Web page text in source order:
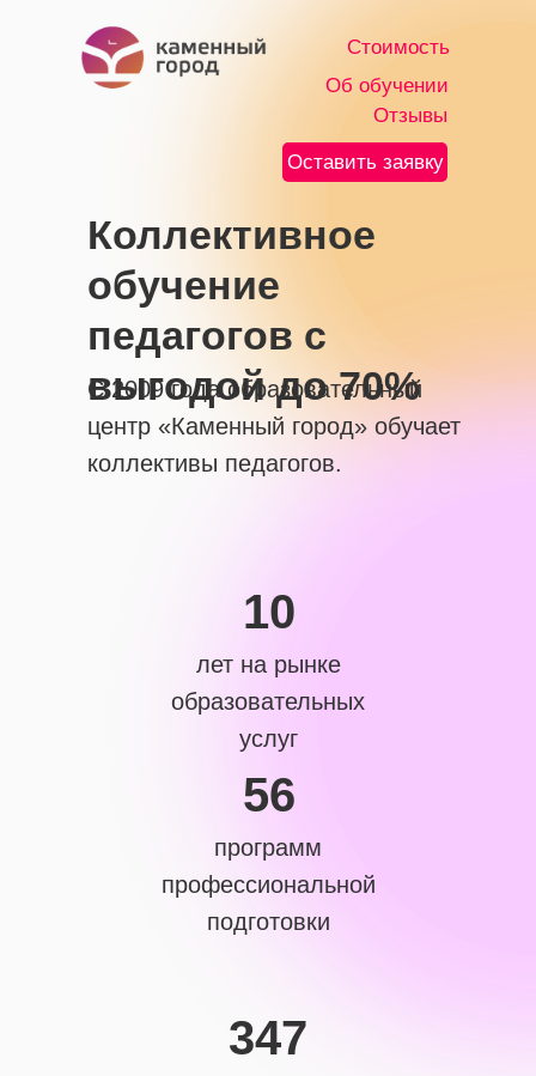
Коллективное
обучение
педагогов с
выгодой до 70%
Оставить заявку
С 2009 года образовательный
центр «Каменный город» обучает
коллективы педагогов.
10
лет на рынке
образовательных
услуг
347
56
программ
профессиональной
подготовки
Отзывы
Стоимость
Об обучении